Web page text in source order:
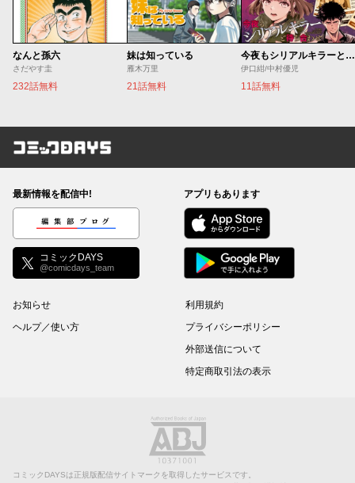
なんと孫六
さだやす圭
232話無料
妹は知っている
雁木万里
21話無料
今夜もシリアルキラーと待ち合わせ
伊口紺/中村優児
11話無料
コミックDAYS
最新情報を配信中!
編集部ブログ
コミックDAYS
@comicdays_team
アプリもあります
お知らせ
ヘルプ／使い方
利用規約
プライバシーポリシー
外部送信について
特定商取引法の表示
コミックDAYSは正規版配信サイトマークを取得したサービスです。